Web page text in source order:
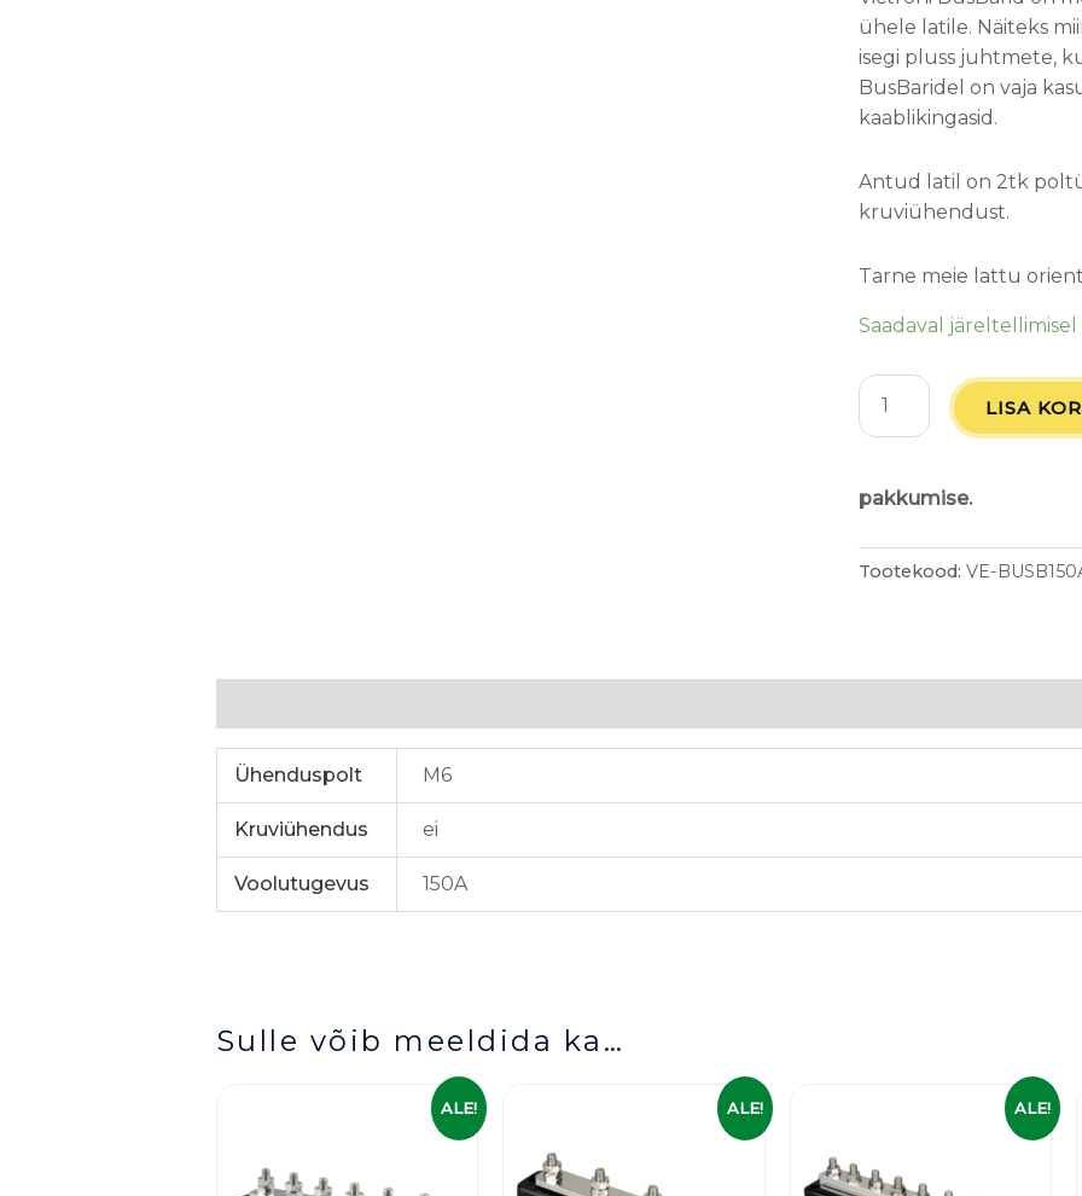
ühele latile. Näiteks
isegi pluss juhtmete,
BusBaridel on vaja
kaablikingasid.
Antud latil on 2tk
kruviühendust.
Tarne meie lattu
Saadaval järeltellimisel
LISA
pakkumise.
Tootekood:VE-
Ühenduspolt M6
Kruviühendus ei
Voolutugevus 150A
Sulle võib meeldida ka…
ALE!
Praegune
ALE!
Praegune
ALE!
Praegune
hind